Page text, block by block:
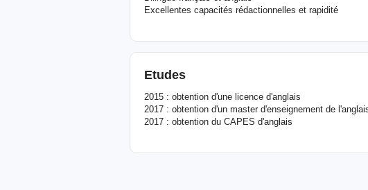
Excellentes capacités rédactionnelles et rapidité
Etudes
2015 : obtention d'une licence d'anglais
2017 : obtention d'un master d'enseignement de
2017 : obtention du CAPES d'anglais